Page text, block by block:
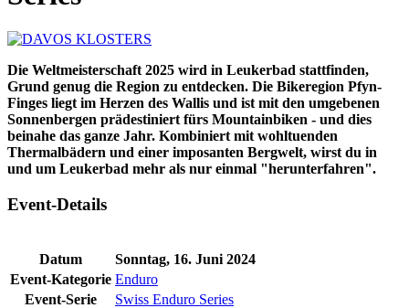
Die Weltmeisterschaft 2025 wird in Leukerbad stattfinden,
Grund genug die Region zu entdecken. Die Bikeregion Pfyn-
Finges liegt im Herzen des Wallis und ist mit den umgebenen
Sonnenbergen prädestiniert fürs Mountainbiken - und dies
beinahe das ganze Jahr. Kombiniert mit wohltuenden
Thermalbädern und einer imposanten Bergwelt, wirst du in
und um Leukerbad mehr als nur einmal "herunterfahren".
Event-Details
Datum
Sonntag, 16. Juni 2024
Event-Kategorie Enduro
Event-Serie
Swiss Enduro Series